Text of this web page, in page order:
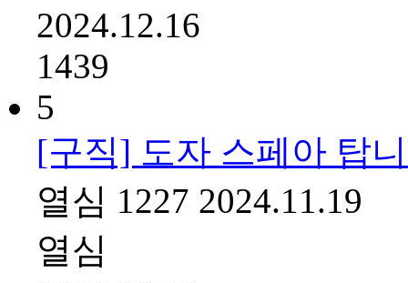
2024.12.16
1439
5
[구직] 도자 스페아 탑
열심 1227 2024.11.19
열심